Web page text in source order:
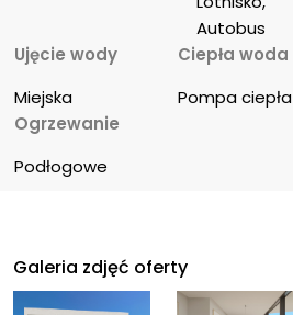
Autobus
Ujęcie wody
Miejska
Ciepła woda
Pompa ciepła
Ogrzewanie
Podłogowe
Galeria zdjęć oferty